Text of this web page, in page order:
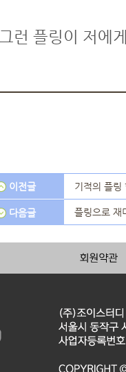
그런 플링이 저에
이전글 기적의 플링
다음글 플링으로 재